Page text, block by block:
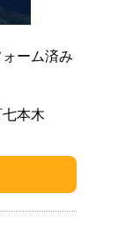
ーム済み
本木